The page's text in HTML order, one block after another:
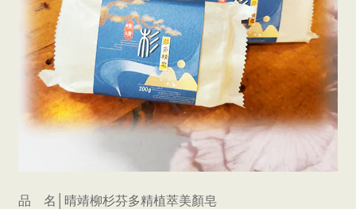
品 名│晴靖柳杉芬多精植萃美顏皂